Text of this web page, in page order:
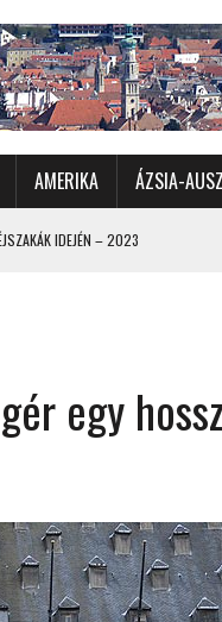
AMERIKA ÁZSIA-
IDEJÉN – 2023
RÁADÁSSAL – 2022
2022
– 2018
egy